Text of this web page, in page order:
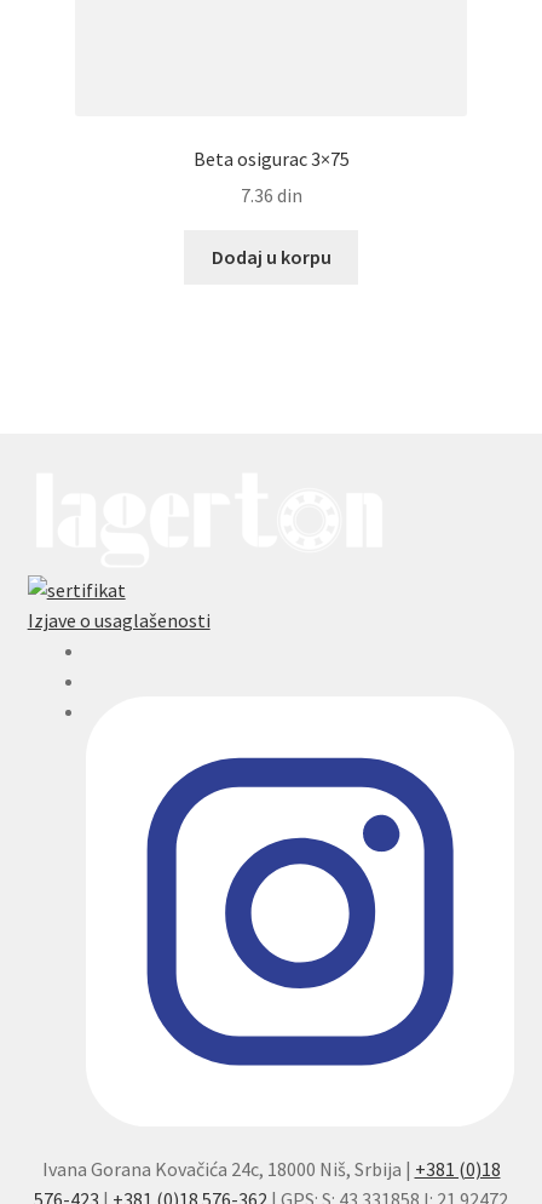
Beta osigurac 3×75
7.36 din
Dodaj u korpu
Izjave o usaglašenosti
Ivana Gorana Kovačića 24c, 18000 Niš, Srbija | +381 (0)18
576-423 | +381 (0)18 576-362 | GPS: S: 43.331858 I: 21.92472